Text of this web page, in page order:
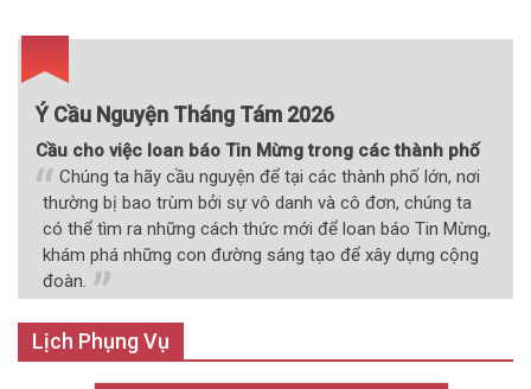
Ý Cầu Nguyện Tháng Tám 2026
Cầu cho việc loan báo Tin Mừng trong các thành phố
Chúng ta hãy cầu nguyện để tại các thành phố lớn, nơi
thường bị bao trùm bởi sự vô danh và cô đơn, chúng ta
có thể tìm ra những cách thức mới để loan báo Tin Mừng,
khám phá những con đường sáng tạo để xây dựng cộng
đoàn.
Lịch Phụng Vụ